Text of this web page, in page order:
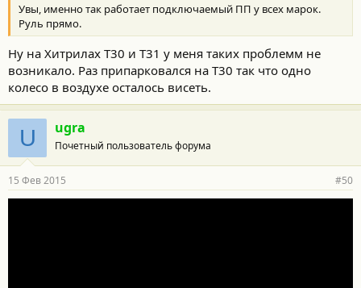
Увы, именно так работает подключаемый ПП у всех марок.
Руль прямо.
Ну на Хитрилах Т30 и Т31 у меня таких проблемм не
возникало. Раз припарковался на Т30 так что одно
колесо в воздухе осталось висеть.
U ugra
Почетный пользователь форума
15 Фев 2015 #50